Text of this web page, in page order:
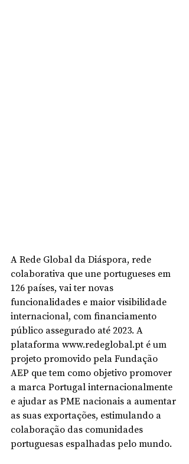
A Rede Global da Diáspora, rede
colaborativa que une portugueses em
126 países, vai ter novas
funcionalidades e maior visibilidade
internacional, com financiamento
público assegurado até 2023. A
plataforma www.redeglobal.pt é um
projeto promovido pela Fundação
AEP que tem como objetivo promover
a marca Portugal internacionalmente
e ajudar as PME nacionais a aumentar
as suas exportações, estimulando a
colaboração das comunidades
portuguesas espalhadas pelo mundo.